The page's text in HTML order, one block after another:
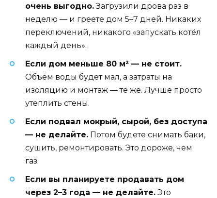
очень выгодно.Загрузили дрова раз в
неделю — и греете дом 5–7 дней. Никаких
переключений, никакого «запускать котёл
каждый день».
Если дом меньше 80 м² — не стоит.
Объём воды будет мал, а затраты на
изоляцию и монтаж — те же. Лучше просто
утеплить стены.
Если подвал мокрый, сырой, без доступа
— не делайте. Потом будете снимать баки,
сушить, ремонтировать. Это дороже, чем
газ.
Если вы планируете продавать дом
через 2–3 года — не делайте. Это